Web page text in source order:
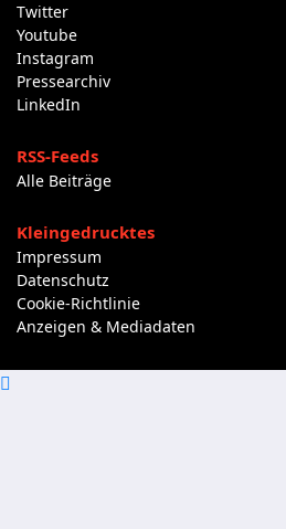
Twitter
Youtube
Instagram
Pressearchiv
LinkedIn
RSS-Feeds
Alle Beiträge
Kleingedrucktes
Impressum
Datenschutz
Cookie-Richtlinie
Anzeigen & Mediadaten